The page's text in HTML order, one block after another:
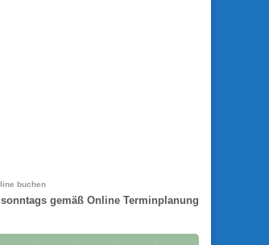
buchen
gemäß Online Terminplanung